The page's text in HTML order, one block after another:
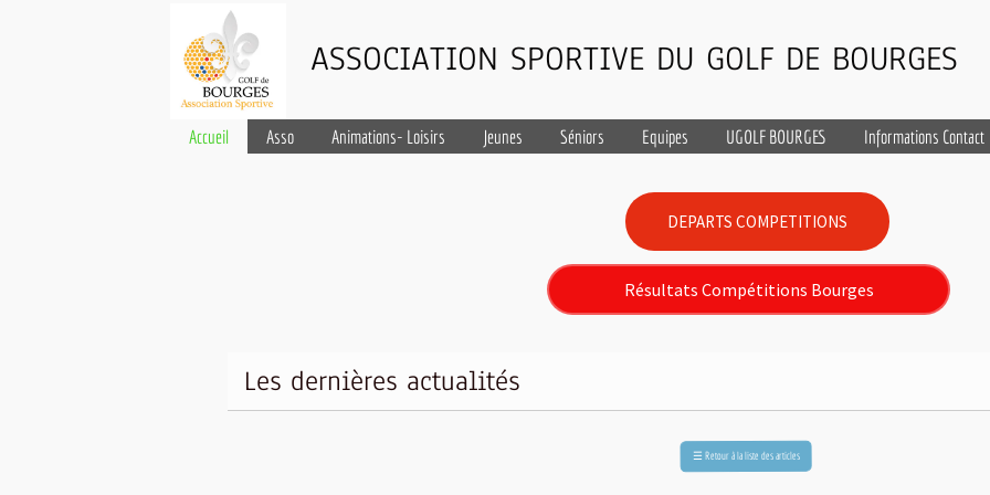
ASSOCIATION SPORTIVE DU GOLF DE BOURGES
Accueil Asso Animations- Loisirs Jeunes Séniors Equipes UGOLF BOURGES Informations Contact
DEPARTS COMPETITIONS
Résultats Compétitions Bourges
Les dernières actualités
☰ Retour à la liste des articles